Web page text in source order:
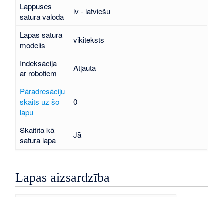
Lappuses
satura valoda
lv - latviešu
Lapas satura
modelis
vikiteksts
Indeksācija
ar robotiem
Atļauta
Pāradresāciju
skaits uz šo
lapu
0
Skaitīta kā
satura lapa
Jā
Lapas aizsardzība